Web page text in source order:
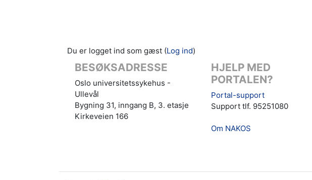
Du er logget ind som gæst (Log ind)
BESØKSADRESSE
Oslo universitetssykehus -
Ullevål
Bygning 31, inngang B, 3. etasje
Kirkeveien 166
HJELP MED
PORTALEN?
Portal-support
Support tlf. 95251080
Om NAKOS